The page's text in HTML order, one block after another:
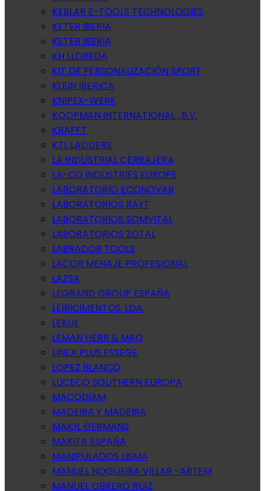
KEBLAR E-TOOLS TECHNOLOGIES
KETER IBERIA
KETER IBERIA
KH LLOREDA
KIT DE PERSONALIZACIÓN SPORT
KLEIN IBERICA
KNIPEX-WERK
KOOPMAN INTERNATIONAL , B.V.
KRAFFT
KTL LADDERS
LA INDUSTRIAL CERRAJERA
LA-CO INDUSTRIES EUROPE
LABORATORIO ECONOVAR
LABORATORIOS RAYT
LABORATORIOS SOMVITAL
LABORATORIOS ZOTAL
LABRADOR TOOLS
LACOR MENAJE PROFESIONAL
LAZSA
LEGRAND GROUP ESPAÑA
LEIRICIMENTOS, LDA.
LEKUE
LEMAN HERR & MAQ
LINEA PLUS ESSEGE
LOPEZ BLANCO
LUCECO SOUTHERN EUROPA
MACODIAM
MADEIRA Y MADEIRA
MAIOL GERMANS
MAKITA ESPAÑA
MANIPULADOS LISMA
MANUEL NOGUEIRA VILLAR -ARTEM
MANUEL OBRERO RUIZ